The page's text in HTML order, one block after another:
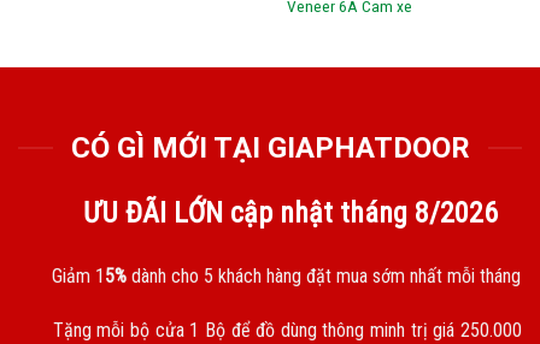
Veneer 6A Cam xe
CÓ GÌ MỚI TẠI GIAPHATDOOR
ƯU ĐÃI LỚN cập nhật tháng 8/2026
Giảm 15% dành cho 5 khách hàng đặt mua sớm nhất mỗi tháng
Tặng mỗi bộ cửa 1 Bộ để đồ dùng thông minh trị giá 250.000